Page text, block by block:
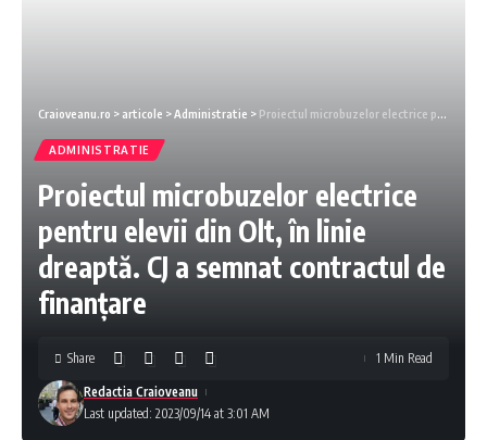
Craioveanu.ro > articole >Administratie > Proiectul microbuzelor electrice pentru elevii din Olt, în linie dreaptă. CJ a semnat contractul de finanţare
ADMINISTRATIE
Proiectul microbuzelor electrice
pentru elevii din Olt, în linie
dreaptă. CJ a semnat contractul de
finanţare
Last updated: 2023/09/14 at 3:01 AM
Redactia Craioveanu
Share 1 Min Read